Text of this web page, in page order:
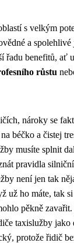
s velkým
a spolehlivé
řadu benefitů, ať
růstu
nároky se
béčko a čistej
musíte splnit
pravidla
není jen tak
už ho máte, tak
pěkně
taxislužby
protože řidič